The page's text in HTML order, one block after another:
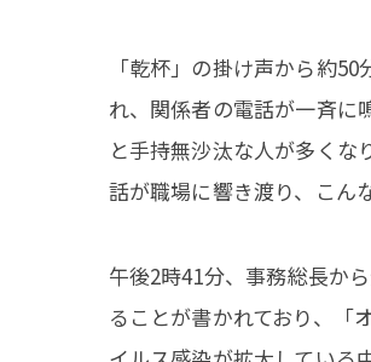
「乾杯」の掛け声から約
れ、関係者の電話が一斉に
と手持無沙汰な人が多く
話が職場に響き渡り、こん
午後2時41分、事務総長か
ることが書かれており、「